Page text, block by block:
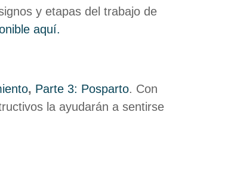
y etapas del trabajo de
aquí.
, Parte 3: Posparto. Con
la ayudarán a sentirse